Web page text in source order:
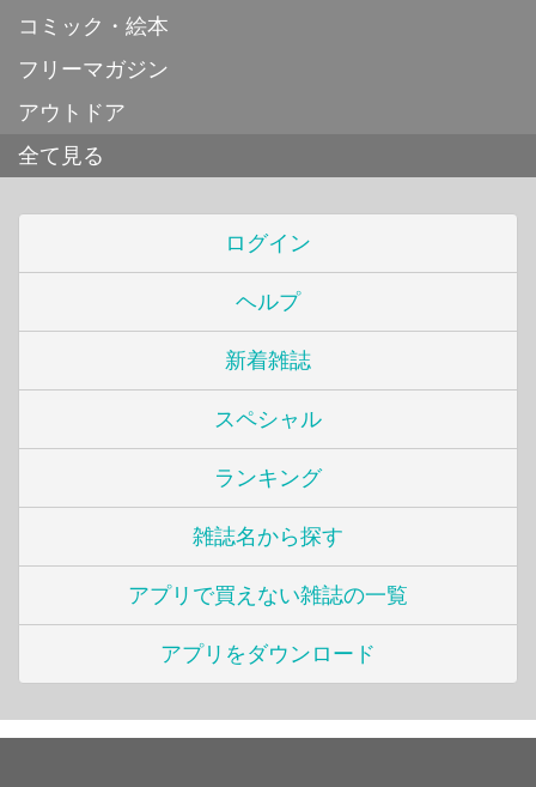
コミック・絵本
フリーマガジン
アウトドア
全て見る
ログイン
ヘルプ
新着雑誌
スペシャル
ランキング
雑誌名から探す
アプリで買えない雑誌の一覧
アプリをダウンロード